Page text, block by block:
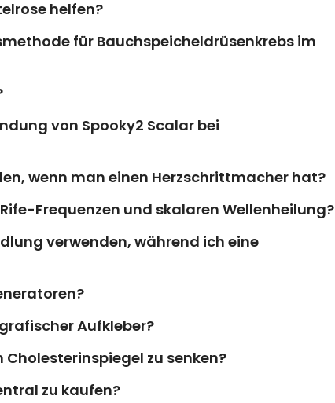
helfen?
für Bauchspeicheldrüsenkrebs im
von Spooky2 Scalar bei
wenn man einen Herzschrittmacher hat?
Frequenzen und skalaren Wellenheilung?
verwenden, während ich eine
Aufkleber?
zu senken?
zu kaufen?